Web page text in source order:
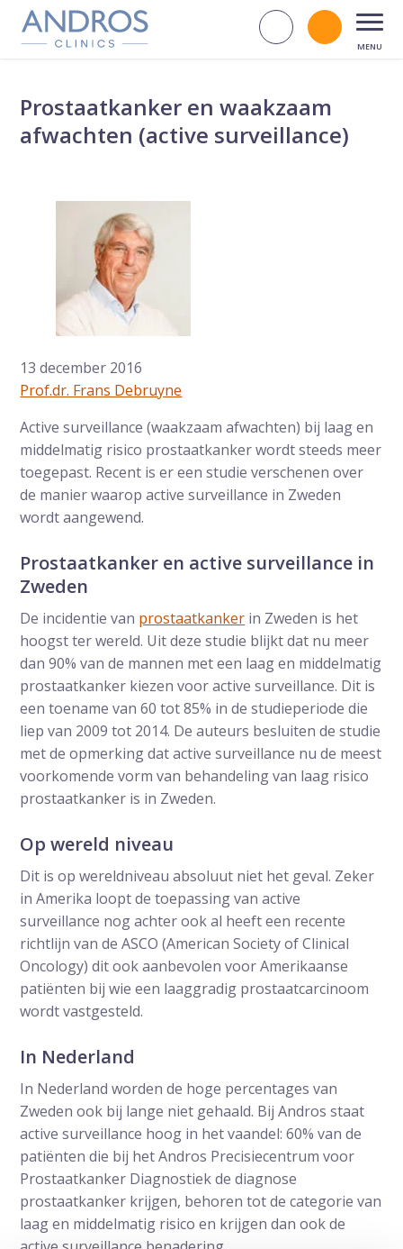
Navigatie overslaan
Zoek op
Bel
Prostaatkanker en waakzaam
afwachten (active surveillance)
13 december 2016
Prof.dr. Frans Debruyne
Active surveillance (waakzaam afwachten) bij laag en
middelmatig risico prostaatkanker wordt steeds meer
toegepast. Recent is er een studie verschenen over
de manier waarop active surveillance in Zweden
wordt aangewend.
Prostaatkanker en active surveillance in
Zweden
De incidentie van prostaatkanker in Zweden is het
hoogst ter wereld. Uit deze studie blijkt dat nu meer
dan 90% van de mannen met een laag en middelmatig
prostaatkanker kiezen voor active surveillance. Dit is
een toename van 60 tot 85% in de studieperiode die
liep van 2009 tot 2014. De auteurs besluiten de studie
met de opmerking dat active surveillance nu de meest
voorkomende vorm van behandeling van laag risico
prostaatkanker is in Zweden.
Op wereld niveau
Dit is op wereldniveau absoluut niet het geval. Zeker
in Amerika loopt de toepassing van active
surveillance nog achter ook al heeft een recente
richtlijn van de ASCO (American Society of Clinical
Oncology) dit ook aanbevolen voor Amerikaanse
patiënten bij wie een laaggradig prostaatcarcinoom
wordt vastgesteld.
In Nederland
In Nederland worden de hoge percentages van
Zweden ook bij lange niet gehaald. Bij Andros staat
active surveillance hoog in het vaandel: 60% van de
patiënten die bij het Andros Precisiecentrum voor
Prostaatkanker Diagnostiek de diagnose
prostaatkanker krijgen, behoren tot de categorie van
laag en middelmatig risico en krijgen dan ook de